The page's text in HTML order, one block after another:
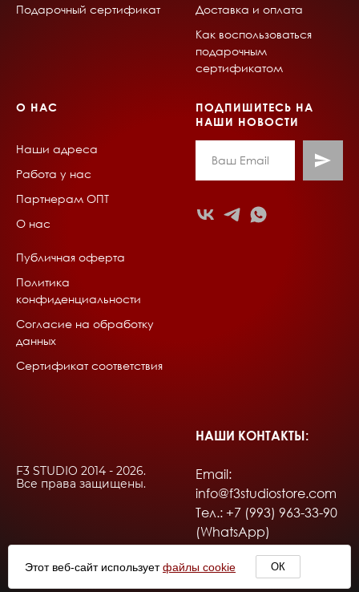
Этот веб-сайт используетфайлы cookie ОК
Подарочный сертификат
Доставка и оплата
Как воспользоваться
подарочным
сертификатом
О НАС
Наши адреса
Работа у нас
Партнерам ОПТ
О нас
Публичная оферта
Политика
конфиденциальности
Согласие на обработку
данных
Сертификат соответствия
ПОДПИШИТЕСЬ НА
НАШИ НОВОСТИ
F3 STUDIO 2014 - 2026.
Все права защищены.
НАШИ КОНТАКТЫ:
Email:
info@f3studiostore.com
Тел.: +7 (993) 963-33-90
(WhatsApp)